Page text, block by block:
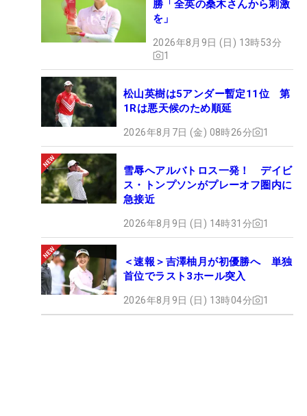
勝「全英の桑木さんから刺激
を」
2026年8月9日 (日) 13時53分
1
松山英樹は5アンダー暫定11位 第
1Rは悪天候のため順延
2026年8月7日 (金) 08時26分 1
雪辱へアルバトロス一発！ デイビ
ス・トンプソンがプレーオフ圏内に
急接近
2026年8月9日 (日) 14時31分 1
＜速報＞吉澤柚月が初優勝へ 単独
首位でラスト3ホール突入
2026年8月9日 (日) 13時04分 1